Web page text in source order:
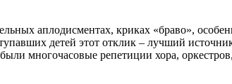
аплодисментах, криках «браво»,
детей этот отклик – лучший
многочасовые репетиции хора,